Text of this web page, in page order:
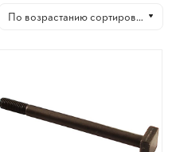
По возрастанию сортировки